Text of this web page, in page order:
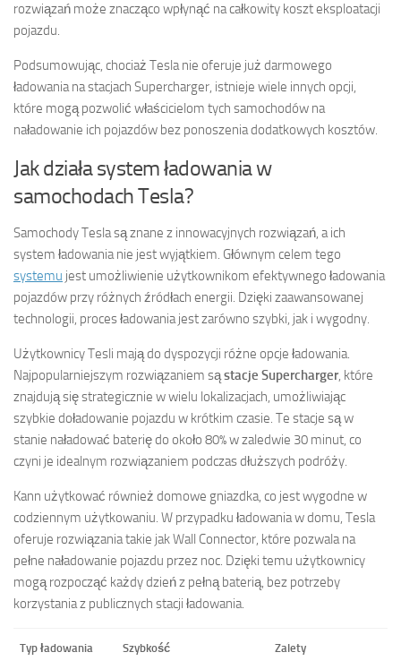
rozwiązań może znacząco wpłynąć na całkowity koszt eksploatacji
pojazdu.
Podsumowując, chociaż Tesla nie oferuje już darmowego
ładowania na stacjach Supercharger, istnieje wiele innych opcji,
które mogą pozwolić właścicielom tych samochodów na
naładowanie ich pojazdów bez ponoszenia dodatkowych kosztów.
Jak działa system ładowania w
samochodach Tesla?
Samochody Tesla są znane z innowacyjnych rozwiązań, a ich
system ładowania nie jest wyjątkiem. Głównym celem tego
systemu jest umożliwienie użytkownikom efektywnego ładowania
pojazdów przy różnych źródłach energii. Dzięki zaawansowanej
technologii, proces ładowania jest zarówno szybki, jak i wygodny.
Użytkownicy Tesli mają do dyspozycji różne opcje ładowania.
Najpopularniejszym rozwiązaniem sąstacje Supercharger, które
znajdują się strategicznie w wielu lokalizacjach, umożliwiając
szybkie doładowanie pojazdu w krótkim czasie. Te stacje są w
stanie naładować baterię do około 80% w zaledwie 30 minut, co
czyni je idealnym rozwiązaniem podczas dłuższych podróży.
Kann użytkować również domowe gniazdka, co jest wygodne w
codziennym użytkowaniu. W przypadku ładowania w domu, Tesla
oferuje rozwiązania takie jak Wall Connector, które pozwala na
pełne naładowanie pojazdu przez noc. Dzięki temu użytkownicy
mogą rozpocząć każdy dzień z pełną baterią, bez potrzeby
korzystania z publicznych stacji ładowania.
Typ ładowania
Szybkość
Zalety